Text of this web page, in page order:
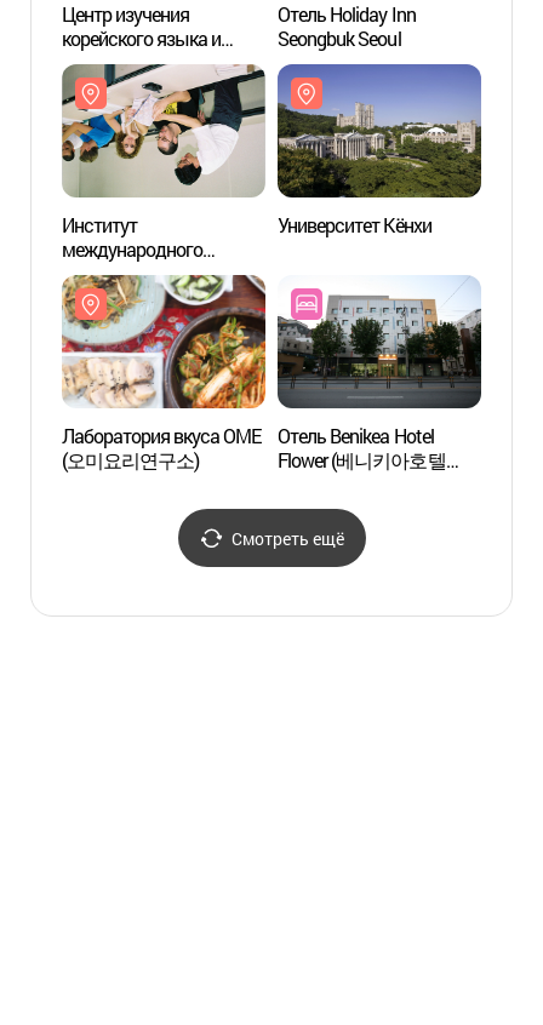
Центр изучения
корейского языка и
культуры университета
Корё (고려대학교
한국어문화교육센터)
Отель Holiday Inn
Seongbuk Seoul
Институт
международного
образования при
Университете Кёнхи
(경희대학교 국제교육원)
Университет Кёнхи
Лаборатория вкуса OME
(오미요리연구소)
Отель Benikea Hotel
Flower (베니키아호텔
Смотреть ещё